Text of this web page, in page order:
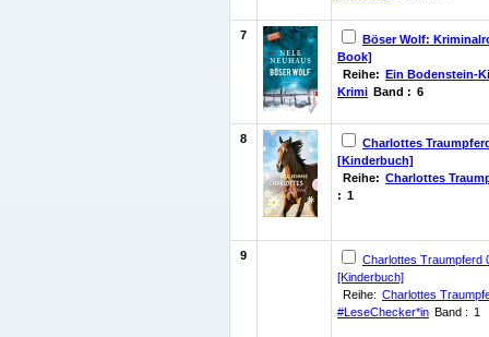
7
Böser Wolf:
Book]
Reihe: Ein Bodenstein-
Krimi Band : 6
8
Charlottes
[Kinderbuch]
Reihe: Charlottes
: 1
9
Charlottes Traumpferd
[Kinderbuch]
Reihe: Charlottes
#LeseChecker*in Band : 1